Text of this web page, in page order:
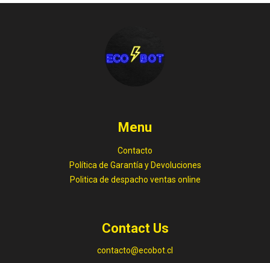
Menu
Contacto
Política de Garantía y Devoluciones
Politica de despacho ventas online
Contact Us
contacto@ecobot.cl